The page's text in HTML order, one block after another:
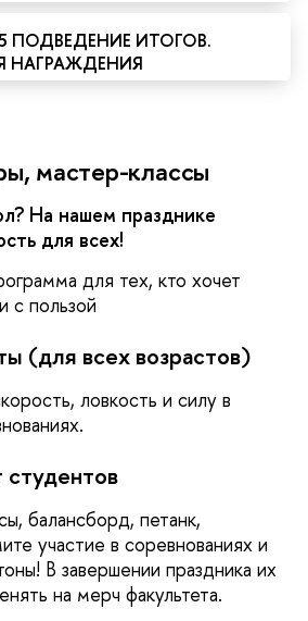
ПОДВЕДЕНИЕ ИТОГОВ.
НАГРАЖДЕНИЯ
мастер-классы
На нашем празднике
для всех!
для тех, кто хочет
с пользой
(для всех возрастов)
ловкость и силу в
студентов
балансборд, петанк,
участие в соревнованиях и
В завершении праздника их
на мерч факультета.